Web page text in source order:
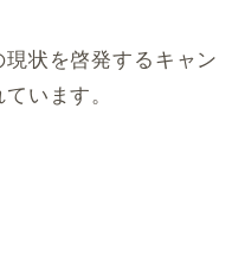
状を啓発するキャン
います。